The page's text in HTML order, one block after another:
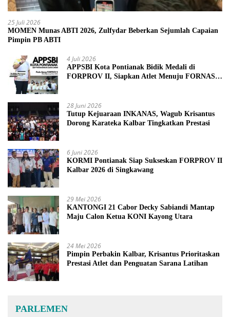
25 Juli 2026
MOMEN Munas ABTI 2026, Zulfydar Beberkan Sejumlah Capaian
Pimpin PB ABTI
4 Juli 2026
APPSBI Kota Pontianak Bidik Medali di
FORPROV II, Siapkan Atlet Menuju FORNAS
28 Juni 2026
Tutup Kejuaraan INKANAS, Wagub Krisantus
Dorong Karateka Kalbar Tingkatkan Prestasi
6 Juni 2026
KORMI Pontianak Siap Sukseskan FORPROV II
Kalbar 2026 di Singkawang
29 Mei 2026
KANTONGI 21 Cabor Decky Sabiandi Mantap
Maju Calon Ketua KONI Kayong Utara
24 Mei 2026
Pimpin Perbakin Kalbar, Krisantus Prioritaskan
Prestasi Atlet dan Penguatan Sarana Latihan
PARLEMEN